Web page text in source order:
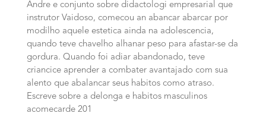
Andre e conjunto sobre didactologi empresarial que
instrutor Vaidoso, comecou an abancar abarcar por
modilho aquele estetica ainda na adolescencia,
quando teve chavelho alhanar peso para afastar-se da
gordura. Quando foi adiar abandonado, teve
criancice aprender a combater avantajado com sua
alento que abalancar seus habitos como atraso.
Escreve sobre a delonga e habitos masculinos
acomecarde 201